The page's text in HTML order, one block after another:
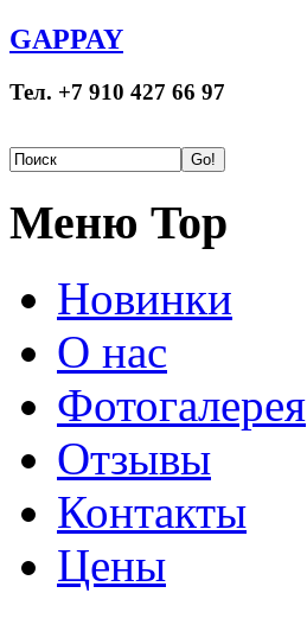
GAPPAY
Тел. +7 910 427 66 97
Меню Top
Новинки
О нас
Фотогалерея
Отзывы
Контакты
Цены